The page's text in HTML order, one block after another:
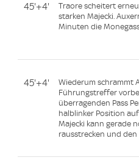
45'+4'
Traore scheitert
starken Majecki.
Minuten die
45'+4'
Wiederum schrammt
Führungstreffer
überragenden Pass
halblinker Position
Majecki kann gerade
rausstrecken und den